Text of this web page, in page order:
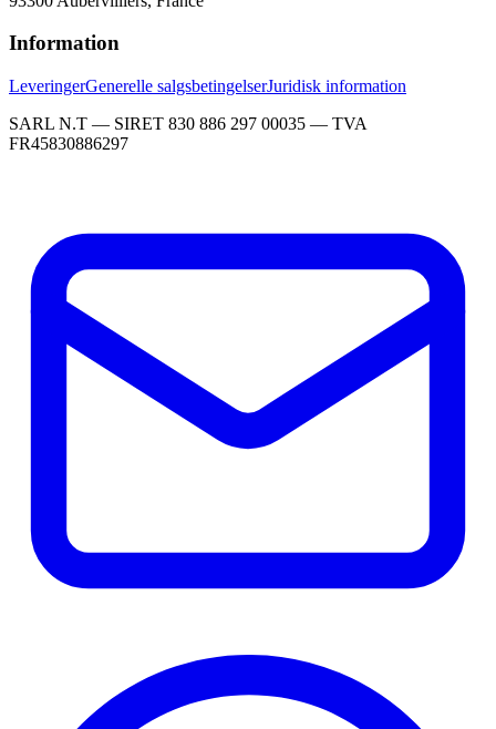
Information
LeveringerGenerelle salgsbetingelserJuridisk information
SARL N.T — SIRET 830 886 297 00035 — TVA
FR45830886297